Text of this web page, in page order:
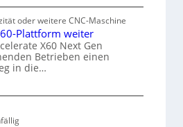
oder weitere CNC-Maschine
Plattform weiter
X60 Next Gen
Betrieben einen
in die…